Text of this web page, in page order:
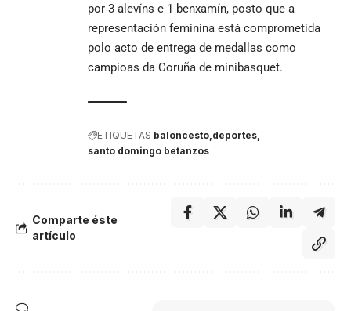
por 3 alevíns e 1 benxamín, posto que a
representación feminina está comprometida
polo acto de entrega de medallas como
campioas da Coruña de minibasquet.
ETIQUETAS baloncesto deportes
santo domingo betanzos
Comparte éste
artículo